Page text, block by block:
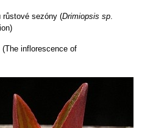
růstové sezóny (Drimiopsis sp.
(The inflorescence of